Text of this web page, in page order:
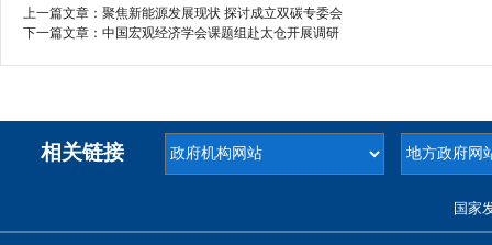
上一篇文章： 聚焦新能源发展现状 探讨成立双碳专委会
下一篇文章： 中国宏观经济学会课题组赴太仓开展调研
相关链接
国家